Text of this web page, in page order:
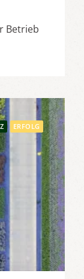
Betrieb
ERFOLG